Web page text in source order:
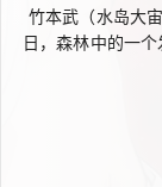
竹本武（水岛大
日，森林中的一
绫子 配音）从光
乐，但她的神秘
的好友二之宫良
的四人渡过了一